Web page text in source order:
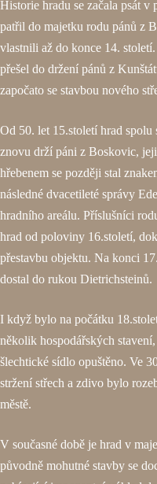
Historie hradu se začala psát
patřil do majetku rodu pánů z
vlastnili až do konce 14.
přešel do držení pánů z
započato se stavbou nového
Od 50. let 15.století hrad
znovu drží páni z Boskovic,
hřebenem se později stal
následné dvacetileté správy
hradního areálu. Příslušníci
hrad od poloviny 16.století,
přestavbu objektu. Na konci
dostal do rukou Dietrichsteinů.
I když bylo na počátku
několik hospodářských
šlechtické sídlo opuštěno. Ve
stržení střech a zdivo bylo
městě.
V současné době je hrad v
původně mohutné stavby se